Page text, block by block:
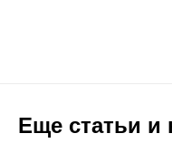
Еще статьи и